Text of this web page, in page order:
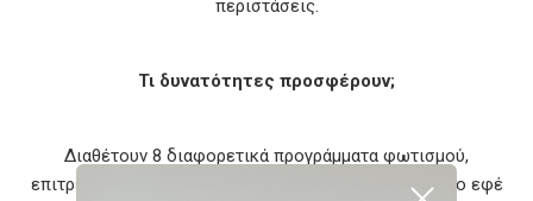
περιστάσεις.
Τι δυνατότητες προσφέρουν;
Διαθέτουν 8 διαφορετικά προγράμματα φωτισμού,
επιτρέποντάς σας να προσαρμόζετε την ένταση και το εφέ